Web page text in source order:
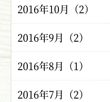
2016年10月（2）
2016年9月（2）
2016年8月（1）
2016年7月（2）